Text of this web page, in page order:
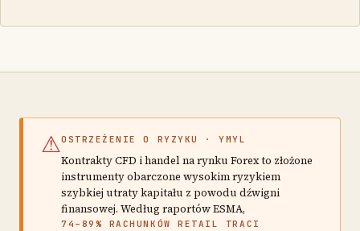
⚠OSTRZEŻENIE O RYZYKU · YMYL
Kontrakty CFD i handel na rynku Forex to złożone
instrumenty obarczone wysokim ryzykiem
szybkiej utraty kapitału z powodu dźwigni
finansowej. Według raportów ESMA,
74–89% RACHUNKÓW RETAIL TRACI